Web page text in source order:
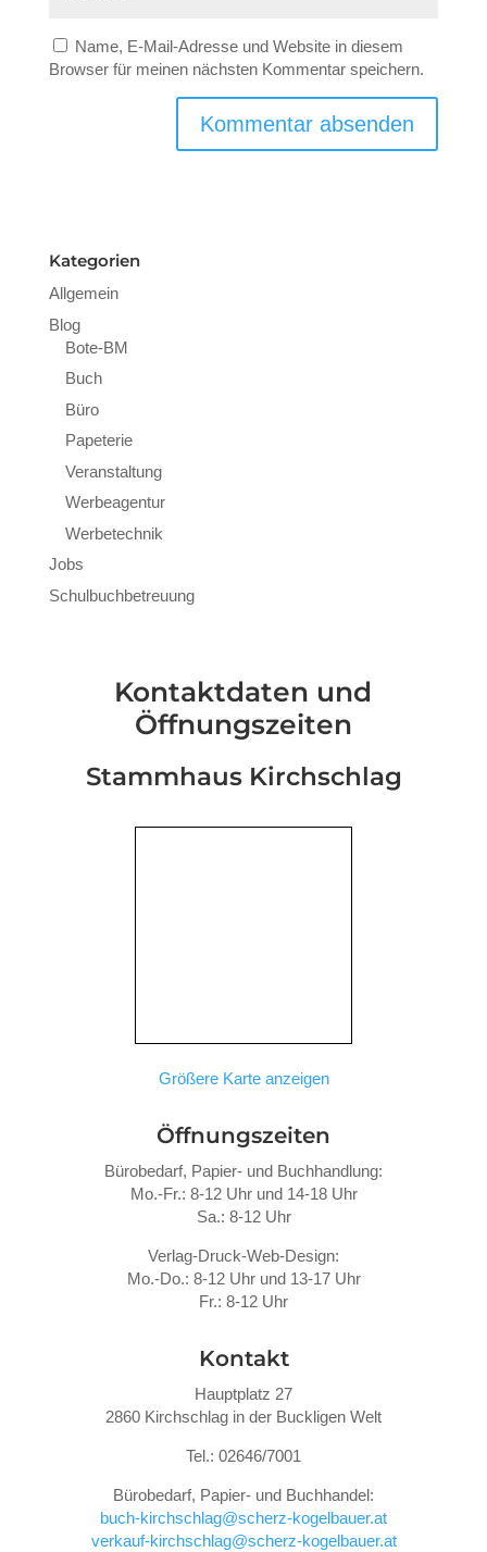
Name, E-Mail-Adresse und Website in diesem
Browser für meinen nächsten Kommentar speichern.
Kategorien
Allgemein
Blog
Bote-BM
Buch
Büro
Papeterie
Veranstaltung
Werbeagentur
Werbetechnik
Jobs
Schulbuchbetreuung
Kontaktdaten und
Öffnungszeiten
Stammhaus Kirchschlag
Größere Karte anzeigen
Öffnungszeiten
Bürobedarf, Papier- und Buchhandlung:
Mo.-Fr.: 8-12 Uhr und 14-18 Uhr
Sa.: 8-12 Uhr
Verlag-Druck-Web-Design:
Mo.-Do.: 8-12 Uhr und 13-17 Uhr
Fr.: 8-12 Uhr
Kontakt
Hauptplatz 27
2860 Kirchschlag in der Buckligen Welt
Tel.: 02646/7001
Bürobedarf, Papier- und Buchhandel:
buch-kirchschlag@scherz-kogelbauer.at
verkauf-kirchschlag@scherz-kogelbauer.at